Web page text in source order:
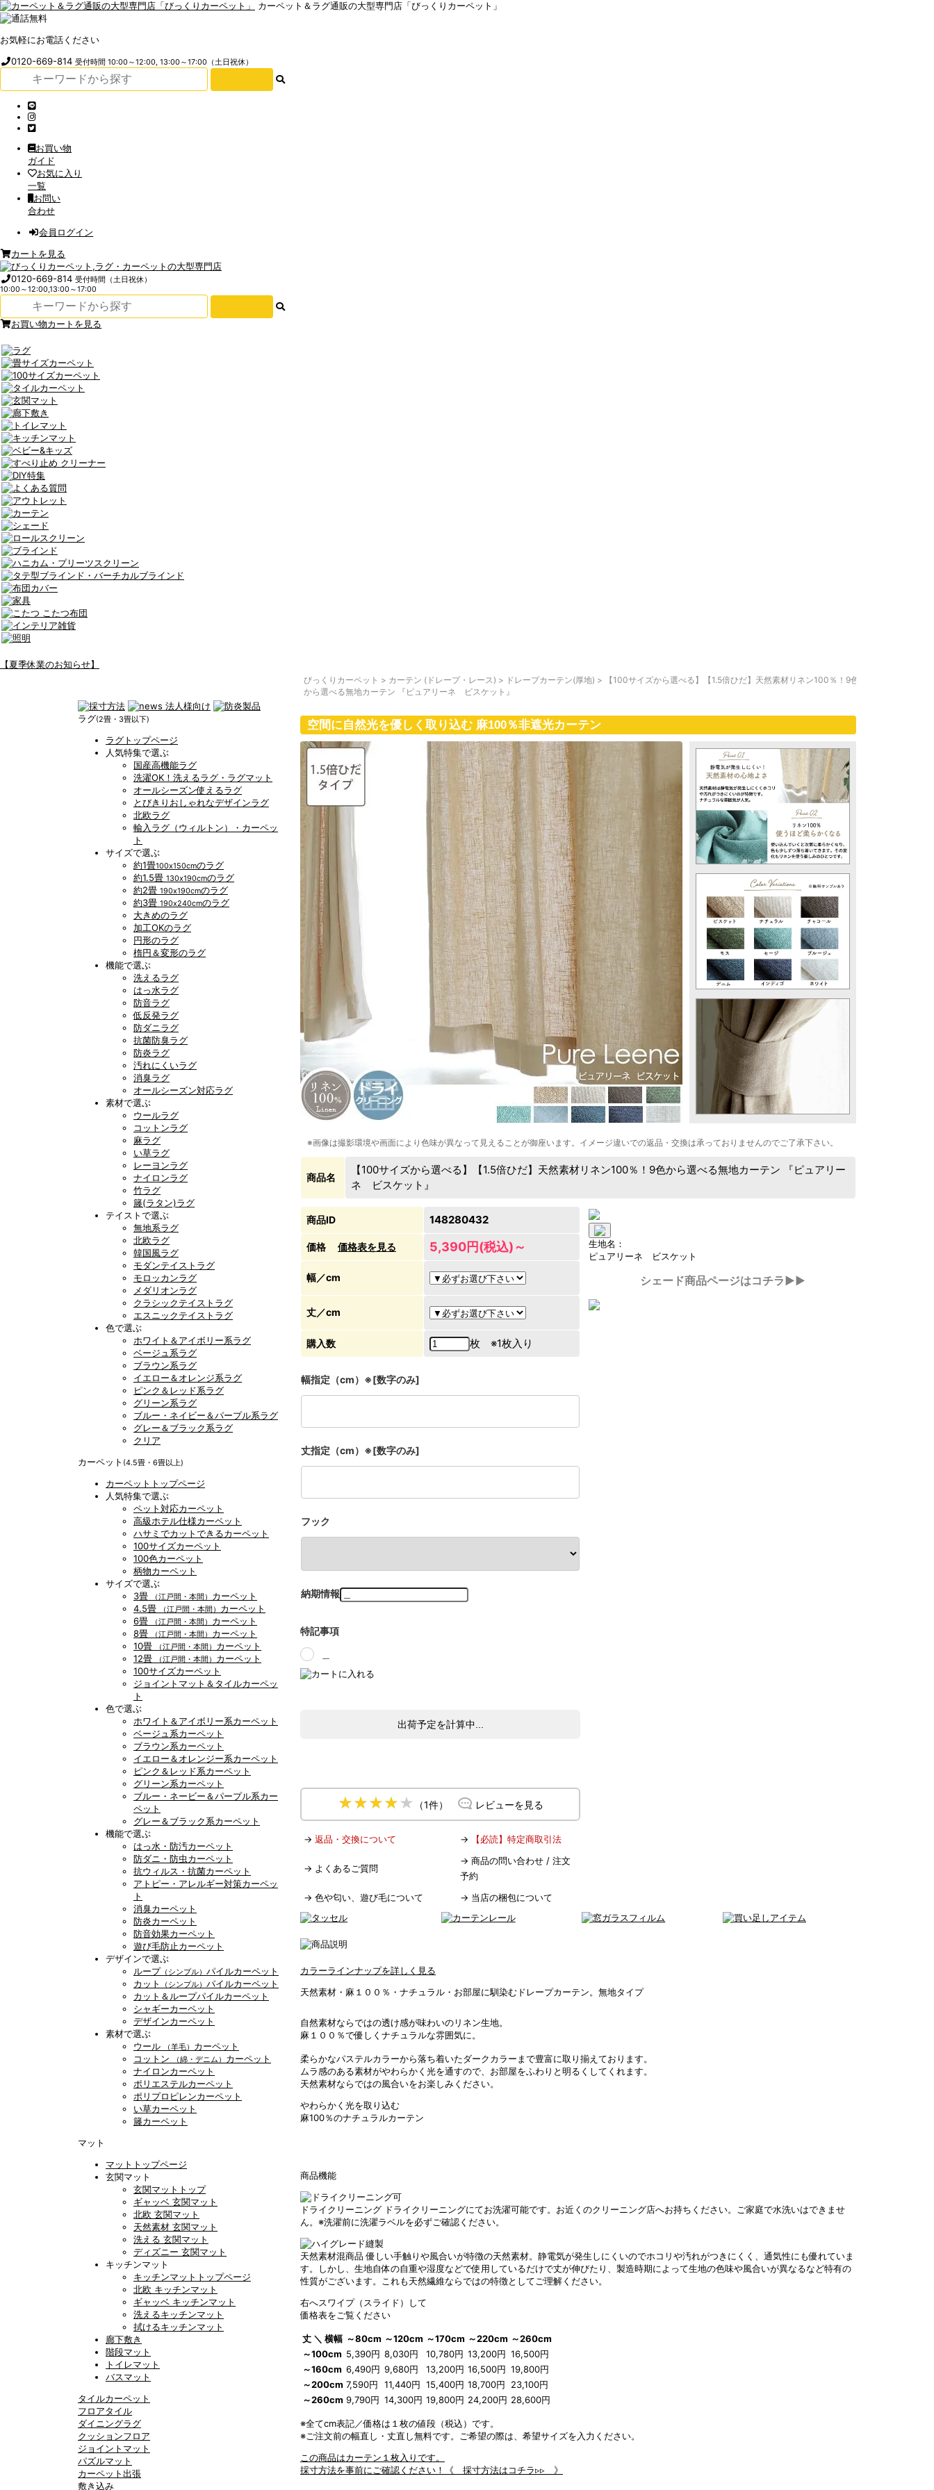
カーペット＆ラグ通販の大型専門店「びっくりカーペット」
お気軽にお電話ください
0120-669-814受付時間 10:00～12:00, 13:00～17:00（土日祝休）
お買い物
ガイド
お気に入り
一覧
お問い
合わせ
会員ログイン
カートを見る
0120-669-814受付時間（土日祝休）
10:00～12:00,13:00～17:00
お買い物カートを見る
【夏季休業のお知らせ】
ラグ(2畳・3畳以下)
ラグトップページ
人気特集で選ぶ
国産高機能ラグ
洗濯OK！洗えるラグ・ラグマット
オールシーズン使えるラグ
とびきりおしゃれなデザインラグ
北欧ラグ
輸入ラグ（ウィルトン）・カーペッ
ト
サイズで選ぶ
約1畳100x150cmのラグ
約1.5畳 130x190cmのラグ
約2畳 190x190cmのラグ
約3畳 190x240cmのラグ
大きめのラグ
加工OKのラグ
円形のラグ
楕円＆変形のラグ
機能で選ぶ
洗えるラグ
はっ水ラグ
防音ラグ
低反発ラグ
防ダニラグ
抗菌防臭ラグ
防炎ラグ
汚れにくいラグ
消臭ラグ
オールシーズン対応ラグ
素材で選ぶ
ウールラグ
コットンラグ
麻ラグ
い草ラグ
レーヨンラグ
ナイロンラグ
竹ラグ
籐(ラタン)ラグ
テイストで選ぶ
無地系ラグ
北欧ラグ
韓国風ラグ
モダンテイストラグ
モロッカンラグ
メダリオンラグ
クラシックテイストラグ
エスニックテイストラグ
色で選ぶ
ホワイト＆アイボリー系ラグ
ベージュ系ラグ
ブラウン系ラグ
イエロー＆オレンジ系ラグ
ピンク＆レッド系ラグ
グリーン系ラグ
ブルー・ネイビー＆パープル系ラグ
グレー＆ブラック系ラグ
クリア
カーペット (4.5畳・6畳以上)
カーペットトップページ
人気特集で選ぶ
ペット対応カーペット
高級ホテル仕様カーペット
ハサミでカットできるカーペット
100サイズカーペット
100色カーペット
柄物カーペット
サイズで選ぶ
3畳
（江戸間・本間） カーペット
4.5畳
（江戸間・本間） カーペット
6畳
（江戸間・本間） カーペット
8畳
（江戸間・本間） カーペット
10畳
（江戸間・本間） カーペット
12畳
（江戸間・本間） カーペット
100サイズカーペット
ジョイントマット＆タイルカーペッ
ト
色で選ぶ
ホワイト＆アイボリー系カーペット
ベージュ系カーペット
ブラウン系カーペット
イエロー＆オレンジー系カーペット
ピンク＆レッド系カーペット
グリーン系カーペット
ブルー・ネービー＆パープル系カー
ペット
グレー＆ブラック系カーペット
機能で選ぶ
はっ水・防汚カーペット
防ダニ・防虫カーペット
抗ウィルス・抗菌カーペット
アトピー・アレルギー対策カーペッ
ト
消臭カーペット
防炎カーペット
防音効果カーペット
遊び毛防止カーペット
デザインで選ぶ
ループ （シンプル） パイルカーペット
カット
（シンプル） パイルカーペット
カット＆ループパイルカーペット
シャギーカーペット
デザインカーペット
素材で選ぶ
ウール
（羊毛） カーペット
コットン
（綿・デニム） カーペット
ナイロンカーペット
ポリエステルカーペット
ポリプロピレンカーペット
い草カーペット
籐カーペット
マット
マットトップページ
玄関マット
玄関マットトップ
ギャッベ 玄関マット
北欧 玄関マット
天然素材 玄関マット
洗える 玄関マット
ディズニー 玄関マット
キッチンマット
キッチンマットトップページ
北欧 キッチンマット
ギャッベ キッチンマット
洗えるキッチンマット
拭けるキッチンマット
廊下敷き
階段マット
トイレマット
バスマット
タイルカーペット
フロアタイル
ダイニングラグ
クッションフロア
ジョイントマット
パズルマット
カーペット出張
敷き込み
びっくりカーペット > カーテン (ドレープ・レース) > ドレープカーテン(厚地) >
【100サイズから選べる】【1.5倍ひだ】天然素材リネン100％！9色
から選べる無地カーテン 『ピュアリーネ ビスケット』
空間に自然光を優しく取り込む 麻100％非遮光カーテン
※画像は撮影環境や画面により色味が異なって見えることが御座います。イメージ違いでの返品・交換は承っておりませんのでご了承下さい。
商品名
【100サイズから選べる】【1.5倍ひだ】天然素材リネン100％！9色から選べる無地カーテン 『ピュアリー
ネ ビスケット』
商品ID 148280432
価格 価格表を見る 5,390円(税込)～
幅／cm
丈／cm
購入数 枚 ※1枚入り
幅指定（cm）※[数字のみ]
丈指定（cm）※[数字のみ]
フック
納期情報
特記事項
出荷予定を計算中...
（1件） レビューを見る
→ 返品・交換について → 【必読】特定商取引法
→ よくあるご質問
→ 商品の問い合わせ / 注文
予約
→ 色や匂い、遊び毛について → 当店の梱包について
生地名：
ピュアリーネ ビスケット
シェード商品ページはコチラ▶▶
カラーラインナップを詳しく見る
天然素材・麻１００％・ナチュラル・お部屋に馴染むドレープカーテン。無地タイプ
自然素材ならではの透け感が味わいのリネン生地。
麻１００％で優しくナチュラルな雰囲気に。
柔らかなパステルカラーから落ち着いたダークカラーまで豊富に取り揃えております。
ムラ感のある素材がやわらかく光を通すので、お部屋をふわりと明るくしてくれます。
天然素材ならではの風合いをお楽しみください。
やわらかく光を取り込む
麻100％のナチュラルカーテン
商品機能
ドライクリーニング ドライクリーニングにてお洗濯可能です。お近くのクリーニング店へお持ちください。ご家庭で水洗いはできませ
ん。※洗濯前に洗濯ラベルを必ずご確認ください。
天然素材混商品 優しい手触りや風合いが特徴の天然素材。静電気が発生しにくいのでホコリや汚れがつきにくく、通気性にも優れていま
す。しかし、生地自体の自重や湿度などで使用しているだけで丈が伸びたり、製造時期によって生地の色味や風合いが異なるなど特有の
性質がございます。これも天然繊維ならではの特徴としてご理解ください。
右へスワイプ（スライド）して
価格表をご覧ください
丈 ＼ 横幅 ～80cm ～120cm ～170cm ～220cm ～260cm
～100cm 5,390円 8,030円 10,780円 13,200円 16,500円
～160cm 6,490円 9,680円 13,200円 16,500円 19,800円
～200cm 7,590円 11,440円 15,400円 18,700円
23,100円
～260cm 9,790円 14,300円 19,800円 24,200円 28,600円
※全てcm表記／価格は１枚の値段（税込）です。
※ご注文前の幅直し・丈直し無料です。ご希望の際は、希望サイズを入力ください。
この商品はカーテン１枚入りです。
採寸方法を事前にご確認ください！
《 採寸方法はコチラ▹▹ 》